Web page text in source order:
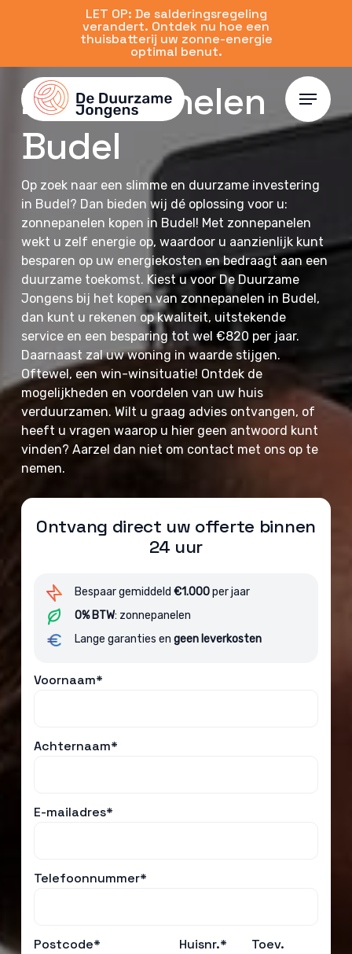
content
LET OP: De salderingsregeling
verandert. Ontdek nu hoe een
thuisbatterij uw zonne-energie
optimal benut.
Menu
Zonnepanelen
Budel
Op zoek naar een slimme en duurzame investering
in Budel? Dan bieden wij dé oplossing voor u:
zonnepanelen kopen in Budel! Met zonnepanelen
wekt u zelf energie op, waardoor u aanzienlijk kunt
besparen op uw energiekosten en bedraagt aan een
duurzame toekomst. Kiest u voor De Duurzame
Jongens bij het kopen van zonnepanelen in Budel,
dan kunt u rekenen op kwaliteit, uitstekende
service en een besparing tot wel €820 per jaar.
Daarnaast zal uw woning in waarde stijgen.
Oftewel, een win-winsituatie! Ontdek de
mogelijkheden en voordelen van uw huis
verduurzamen. Wilt u graag advies ontvangen, of
heeft u vragen waarop u hier geen antwoord kunt
vinden? Aarzel dan niet om contact met ons op te
nemen.
Ontvang direct uw offerte binnen
24 uur
Bespaar gemiddeld€1.000per jaar
0% BTW: zonnepanelen
Lange garanties engeen leverkosten
Voornaam*
Achternaam*
E-mailadres*
Telefoonnummer*
Postcode* Huisnr.* Toev.